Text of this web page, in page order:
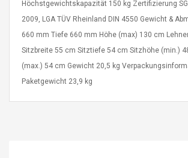
Leather
Control Box
Adaptador De
Alimentación
3528 5050
Tira Led
Cinta Flexible
$ 8.57
$ 14.28
Höchstgewichtskapazität 150 kg Zertifizierung
2009, LGA TÜV Rheinland DIN 4550 Gewicht &
660 mm Tiefe 660 mm Höhe (max) 130 cm
Sitzbreite 55 cm Sitztiefe 54 cm Sitzhöhe (min.)
(max.) 54 cm Gewicht 20,5 kg
Paketgewicht 23,9 kg